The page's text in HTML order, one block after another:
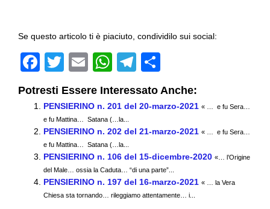
Se questo articolo ti è piaciuto, condividilo sui social:
F
c
e
b
o
o
k
T
wi
tt
er
E
m
ail
W
at
s
A
p
p
T
el
e
a
m
o
n
vi
di
Potresti Essere Interessato Anche:
PENSIERINO n. 201 del 20-marzo-2021 « … e fu Sera…
e fu Mattina… Satana (…la...
PENSIERINO n. 202 del 21-marzo-2021 « … e fu Sera…
e fu Mattina… Satana (…la...
PENSIERINO n. 106 del 15-dicembre-2020 «… l’Origine
del Male… ossia la Caduta… “di una parte”...
PENSIERINO n. 197 del 16-marzo-2021 « … la Vera
Chiesa sta tornando… rileggiamo attentamente… i...